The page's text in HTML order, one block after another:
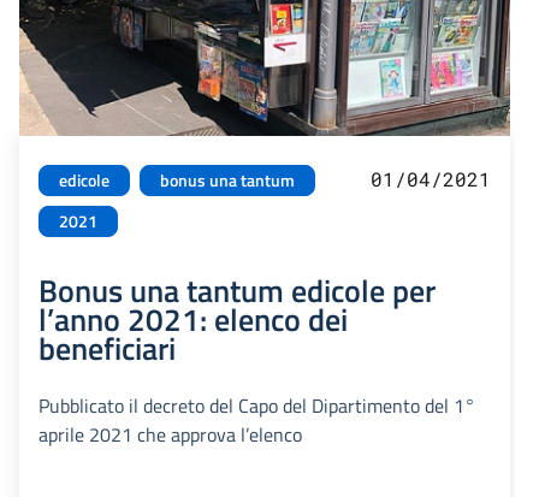
edicole
bonus una tantum
2021
01/04/2021
Bonus una tantum edicole per
l’anno 2021: elenco dei
beneficiari
Pubblicato il decreto del Capo del Dipartimento del 1°
aprile 2021 che approva l’elenco